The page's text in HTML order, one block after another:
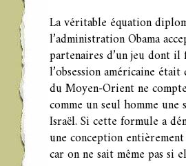
La véritable équation
l’administration Obama
partenaires d’un jeu dont il
l’obsession américaine
du Moyen-Orient ne
comme un seul homme
Israël. Si cette formule a
une conception
car on ne sait même pas si